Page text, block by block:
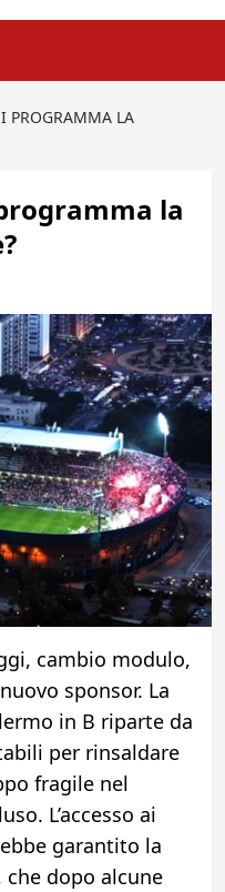
PROGRAMMA LA
la
cambio modulo,
sponsor. La
in B riparte da
per rinsaldare
fragile nel
L’accesso ai
garantito la
dopo alcune